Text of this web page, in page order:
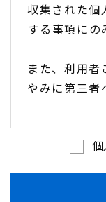
収集された個
する事項にの
また、利用
やみに第三者